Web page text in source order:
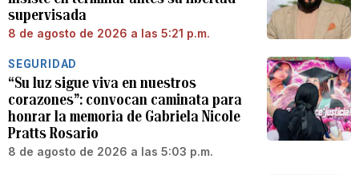
supervisada
8 de agosto de 2026 a las 5:21 p.m.
SEGURIDAD
“Su luz sigue viva en nuestros
corazones”: convocan caminata para
honrar la memoria de Gabriela Nicole
Pratts Rosario
8 de agosto de 2026 a las 5:03 p.m.